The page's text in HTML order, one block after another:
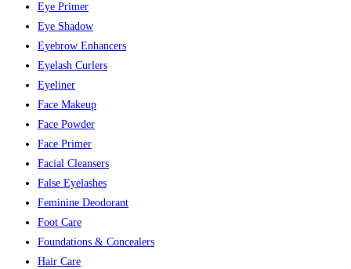
Eye Primer
Eye Shadow
Eyebrow Enhancers
Eyelash Curlers
Eyeliner
Face Makeup
Face Powder
Face Primer
Facial Cleansers
False Eyelashes
Feminine Deodorant
Foot Care
Foundations & Concealers
Hair Care